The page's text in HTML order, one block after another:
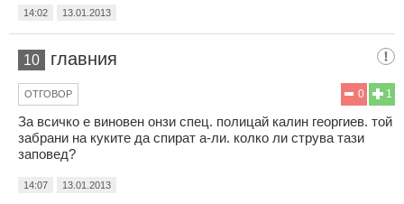
14:02 13.01.2013
10 главния
1
0
ОТГОВОР
За всичко е виновен онзи спец. полицай калин георгиев. той
забрани на куките да спират а-ли. колко ли струва тази
заповед?
14:07 13.01.2013